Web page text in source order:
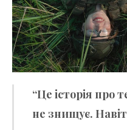
“Це історія про
не знищує.